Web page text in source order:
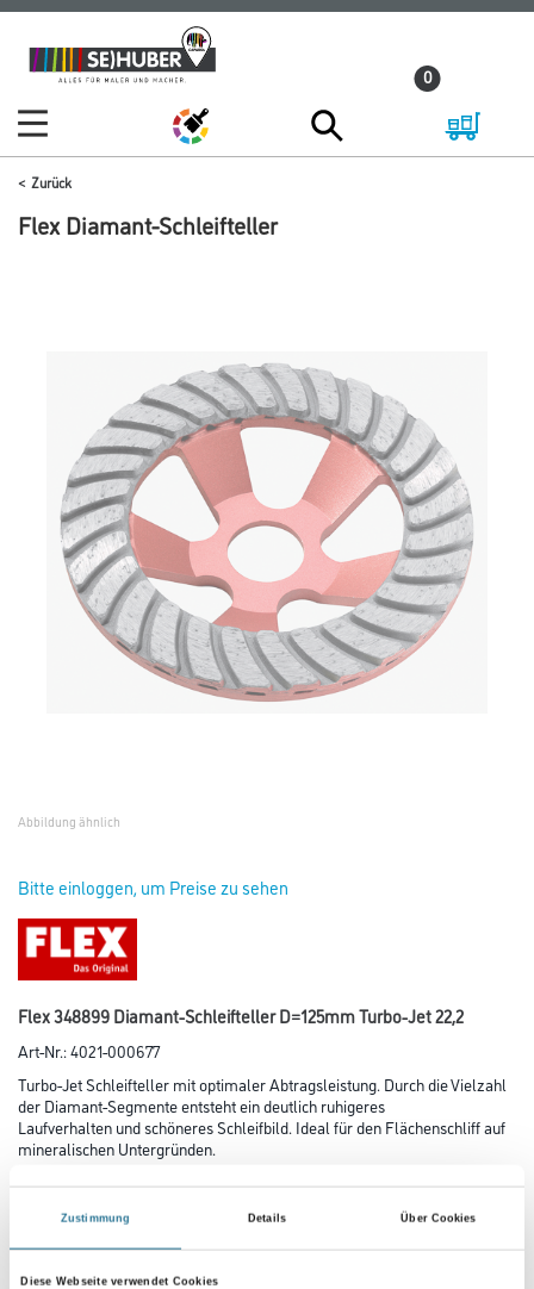
Zustimmung Details Über Cookies
Diese Webseite verwendet Cookies
Zum
Inhalt
Zum
Navigationsmenü
0
Zurück
Flex Diamant-Schleifteller
Abbildung ähnlich
Bitte einloggen, um Preise zu sehen
Flex 348899 Diamant-Schleifteller D=125mm Turbo-Jet 22,2
Art-Nr.:4021-000677
Turbo-Jet Schleifteller mit optimaler Abtragsleistung. Durch die Vielzahl
der Diamant-Segmente entsteht ein deutlich ruhigeres
Laufverhalten und schöneres Schleifbild. Ideal für den Flächenschliff auf
mineralischen Untergründen.